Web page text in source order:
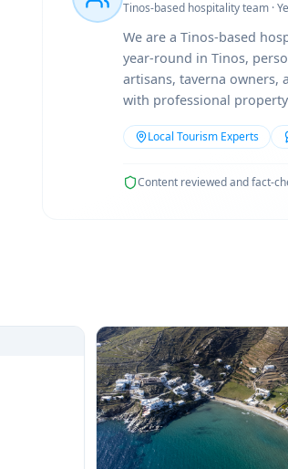
Tinos-based hospitality team ·
We are a Tinos-based
year-round in Tinos,
artisans, taverna owners,
with professional
Local Tourism Experts
Content reviewed and fact-